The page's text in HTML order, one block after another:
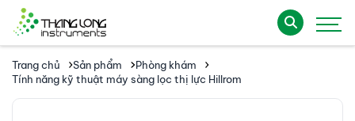
Trang chủ Sản phẩm
Phòng khám
Tính năng kỹ thuật máy sàng lọc thị lực Hillrom